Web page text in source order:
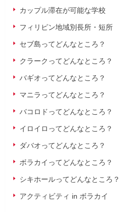
カップル滞在が可能な学校
フィリピン地域別長所・短所
セブ島ってどんなところ？
クラークってどんなところ？
バギオってどんなところ？
マニラってどんなところ？
バコロドってどんなところ？
イロイロってどんなところ？
ダバオってどんなところ？
ボラカイってどんなところ？
シキホールってどんなところ？
アクティビティ in ボラカイ